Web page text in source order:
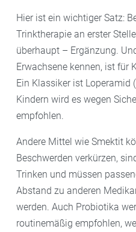
Hier ist ein wichtiger Satz:
Trinktherapie an erster
überhaupt – Ergänzung.
Erwachsene kennen, ist für
Ein Klassiker ist Loperamid
Kindern wird es wegen
empfohlen.
Andere Mittel wie Smektit
Beschwerden verkürzen,
Trinken und müssen
Abstand zu anderen
werden. Auch Probiotika
routinemäßig empfohlen,